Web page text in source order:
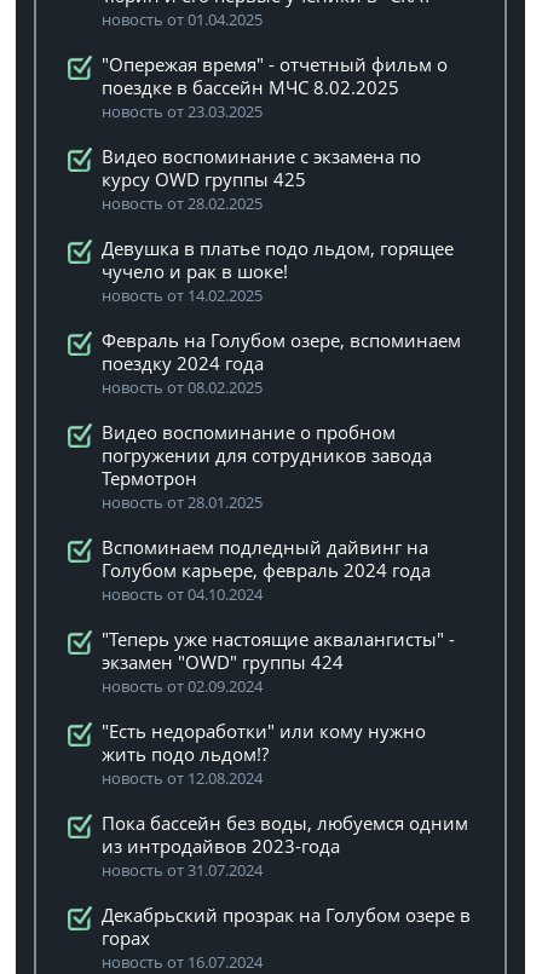
новость от 01.04.2025
"Опережая время" - отчетный фильм о
поездке в бассейн МЧС 8.02.2025
новость от 23.03.2025
Видео воспоминание с экзамена по
курсу OWD группы 425
новость от 28.02.2025
Девушка в платье подо льдом, горящее
чучело и рак в шоке!
новость от 14.02.2025
Февраль на Голубом озере, вспоминаем
поездку 2024 года
новость от 08.02.2025
Видео воспоминание о пробном
погружении для сотрудников завода
Термотрон
новость от 28.01.2025
Вспоминаем подледный дайвинг на
Голубом карьере, февраль 2024 года
новость от 04.10.2024
"Теперь уже настоящие аквалангисты" -
экзамен "OWD" группы 424
новость от 02.09.2024
"Есть недоработки" или кому нужно
жить подо льдом!?
новость от 12.08.2024
Пока бассейн без воды, любуемся одним
из интродайвов 2023-года
новость от 31.07.2024
Декабрьский прозрак на Голубом озере в
горах
новость от 16.07.2024